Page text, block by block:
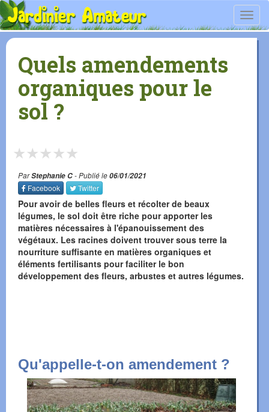
Quels amendements
organiques pour le
sol ?
★
★
★
★
★
ParStephanie C- Publié le06/01/2021
Facebook
Twitter
Pour avoir de belles fleurs et récolter de beaux
légumes, le sol doit être riche pour apporter les
matières nécessaires à l'épanouissement des
végétaux. Les racines doivent trouver sous terre la
nourriture suffisante en matières organiques et
éléments fertilisants pour faciliter le bon
développement des fleurs, arbustes et autres légumes.
Qu'appelle-t-on amendement ?